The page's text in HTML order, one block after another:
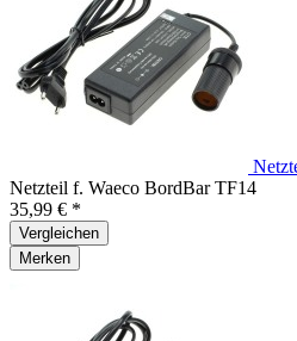
Netzteil f. Waeco BordBar TF14
35,99 € *
Vergleichen
Merken